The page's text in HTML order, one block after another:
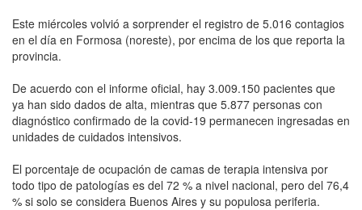
Este miércoles volvió a sorprender el registro de 5.016 contagios
en el día en Formosa (noreste), por encima de los que reporta la
provincia.
De acuerdo con el informe oficial, hay 3.009.150 pacientes que
ya han sido dados de alta, mientras que 5.877 personas con
diagnóstico confirmado de la covid-19 permanecen ingresadas en
unidades de cuidados intensivos.
El porcentaje de ocupación de camas de terapia intensiva por
todo tipo de patologías es del 72 % a nivel nacional, pero del 76,4
% si solo se considera Buenos Aires y su populosa periferia.